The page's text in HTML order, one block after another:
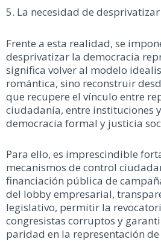
5. La necesidad de
Frente a esta realidad, se
desprivatizar la democracia
significa volver al modelo
romántica, sino reconstruir
que recupere el vínculo entre
ciudadanía, entre instituciones
democracia formal y justicia
Para ello, es imprescindible
mecanismos de control
financiación pública de
del lobby empresarial,
legislativo, permitir la
congresistas corruptos y
paridad en la representación de